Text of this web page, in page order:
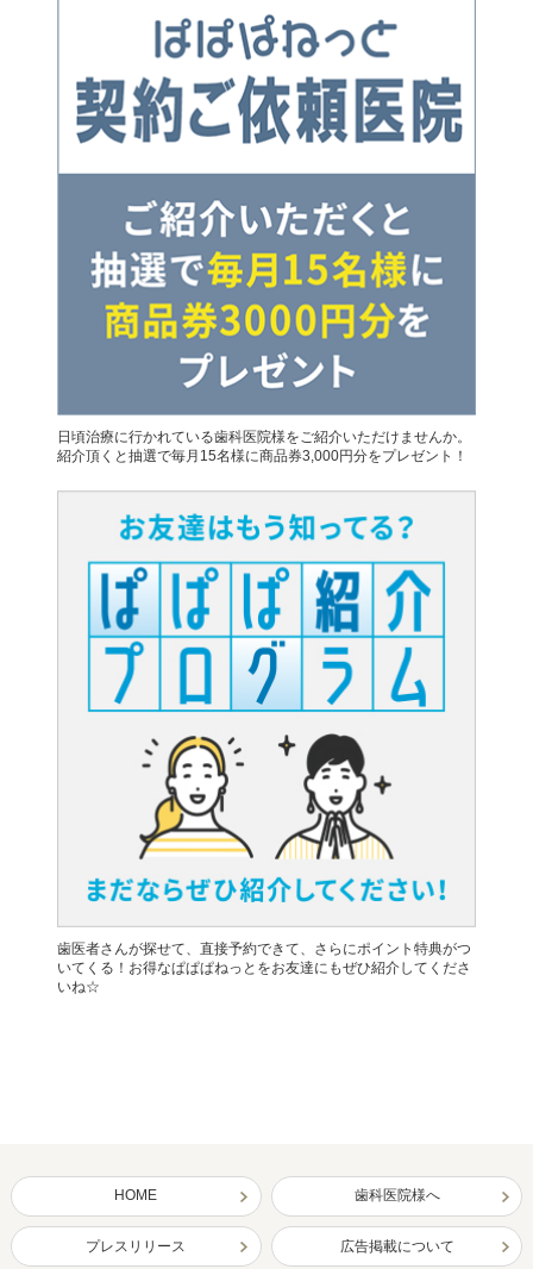
日頃治療に行かれている歯科医院様をご紹介いただけませんか。
紹介頂くと抽選で毎月15名様に商品券3,000円分をプレゼント！
歯医者さんが探せて、直接予約できて、さらにポイント特典がつ
いてくる！お得なぱぱぱねっとをお友達にもぜひ紹介してくださ
いね☆
HOME 歯科医院様へ
プレスリリース 広告掲載について